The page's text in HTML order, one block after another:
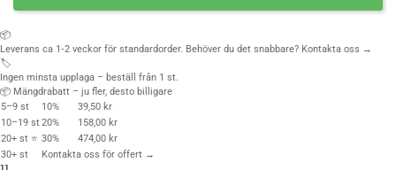
📦
Leverans ca 1‑2 veckor för standardorder. Behöver du det snabbare? Kontakta oss →
🏷️
Ingen minsta upplaga – beställ från 1 st.
📦 Mängdrabatt – ju fler, desto billigare
5–9 st
10%
39,50 kr
10–19 st20%
158,00 kr
20+ st ⭐ 30%
474,00 kr
30+ st
Kontakta oss för offert →